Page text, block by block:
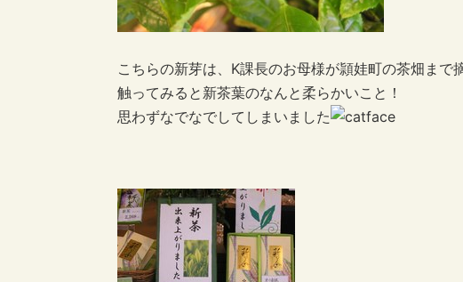
こちらの新芽は、K課長のお母様が頴娃町の茶畑まで
触ってみると新茶葉のなんと柔らかいこと！
思わずなでなでしてしまいました